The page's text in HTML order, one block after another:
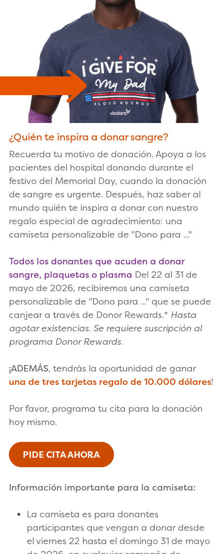
¿Quién te inspira a donar sangre?
Recuerda tu motivo de donación. Apoya a los
pacientes del hospital donando durante el
festivo del Memorial Day, cuando la donación
de sangre es urgente. Después, haz saber al
mundo quién te inspira a donar con nuestro
regalo especial de agradecimiento: una
camiseta personalizable de "Dono para ..."
Todos los donantes que acuden a donar
sangre, plaquetas o plasma Del 22 al 31 de
mayo de 2026, recibiremos una camiseta
personalizable de "Dono para ..." que se puede
canjear a través de Donor Rewards.* Hasta
agotar existencias. Se requiere suscripción al
programa Donor Rewards.
¡ADEMÁS, tendrás la oportunidad de ganar
una de tres tarjetas regalo de 10.000 dólares!
Por favor, programa tu cita para la donación
hoy mismo.
PIDE CITA AHORA
Información importante para la camiseta:
La camiseta es para donantes
participantes que vengan a donar desde
el viernes 22 hasta el domingo 31 de mayo